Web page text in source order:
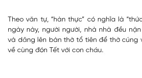
Theo văn tự, “hàn thực” có nghĩa là
ngày này, người người, nhà nhà đều
và dâng lên bàn thờ tổ tiên để thờ cúng
về cùng đón Tết với con cháu.